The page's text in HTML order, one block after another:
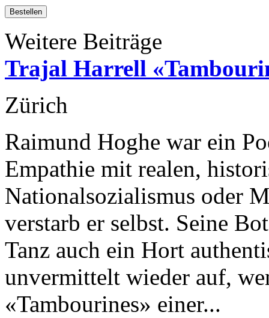
Bestellen
Weitere Beiträge
Trajal Harrell
Zürich
Raimund Hoghe war ein
Empathie mit realen,
Nationalsozialismus oder
verstarb er selbst. Seine
Tanz auch ein Hort
unvermittelt wieder auf,
«Tambourines» einer...